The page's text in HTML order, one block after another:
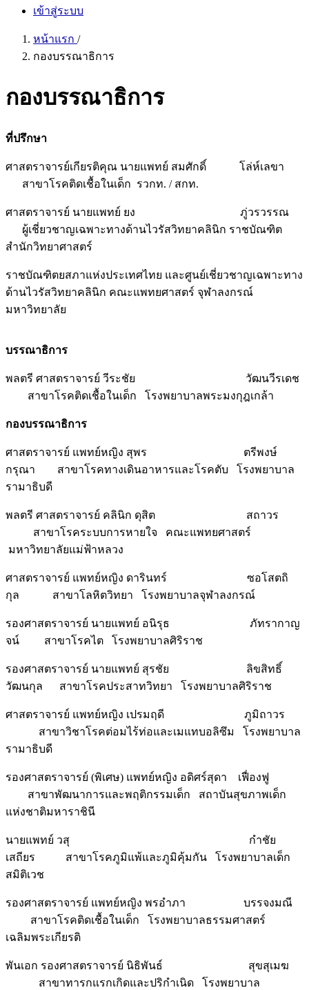
เข้าสู่ระบบ
หน้าแรก /
กองบรรณาธิการ
กองบรรณาธิการ
ที่ปรึกษา
ศาสตราจารย์เกียรติคุณ นายแพทย์ สมศักดิ์ โล่ห์เลขา
สาขาโรคติดเชื้อในเด็ก รวกท. / สกท.
ศาสตราจารย์ นายแพทย์ ยง ภู่วรวรรณ
ผู้เชี่ยวชาญเฉพาะทางด้านไวรัสวิทยาคลินิก ราชบัณฑิต
สำนักวิทยาศาสตร์
ราชบัณฑิตยสภาแห่งประเทศไทย และศูนย์เชี่ยวชาญเฉพาะทาง
ด้านไวรัสวิทยาคลินิก คณะแพทยศาสตร์ จุฬาลงกรณ์
มหาวิทยาลัย
บรรณาธิการ
พลตรี ศาสตราจารย์ วีระชัย วัฒนวีรเดช
สาขาโรคติดเชื้อในเด็ก โรงพยาบาลพระมงกุฎเกล้า
กองบรรณาธิการ
ศาสตราจารย์ แพทย์หญิง สุพร ตรีพงษ์
กรุณา สาขาโรคทางเดินอาหารและโรคตับ โรงพยาบาล
รามาธิบดี
พลตรี ศาสตราจารย์ คลินิก ดุสิต สถาวร
สาขาโรคระบบการหายใจ คณะแพทยศาสตร์
มหาวิทยาลัยแม่ฟ้าหลวง
ศาสตราจารย์ แพทย์หญิง ดารินทร์ ซอโสตถิ
กุล สาขาโลหิตวิทยา โรงพยาบาลจุฬาลงกรณ์
รองศาสตราจารย์ นายแพทย์ อนิรุธ ภัทรากาญ
จน์ สาขาโรคไต โรงพยาบาลศิริราช
รองศาสตราจารย์ นายแพทย์ สุรชัย ลิขสิทธิ์
วัฒนกุล สาขาโรคประสาทวิทยา โรงพยาบาลศิริราช
ศาสตราจารย์ แพทย์หญิง เปรมฤดี ภูมิถาวร
สาขาวิชาโรคต่อมไร้ท่อและเมแทบอลิซึม โรงพยาบาล
รามาธิบดี
รองศาสตราจารย์ (พิเศษ) แพทย์หญิง อดิศร์สุดา เฟื่องฟู
สาขาพัฒนาการและพฤติกรรมเด็ก สถาบันสุขภาพเด็ก
แห่งชาติมหาราชินี
นายแพทย์ วสุ กำชัย
เสถียร สาขาโรคภูมิแพ้และภูมิคุ้มกัน โรงพยาบาลเด็ก
สมิติเวช
รองศาสตราจารย์ แพทย์หญิง พรอำภา บรรจงมณี
สาขาโรคติดเชื้อในเด็ก โรงพยาบาลธรรมศาสตร์
เฉลิมพระเกียรติ
พันเอก รองศาสตราจารย์ นิธิพันธ์ สุขสุเมฆ
สาขาทารกแรกเกิดและปริกำเนิด โรงพยาบาล